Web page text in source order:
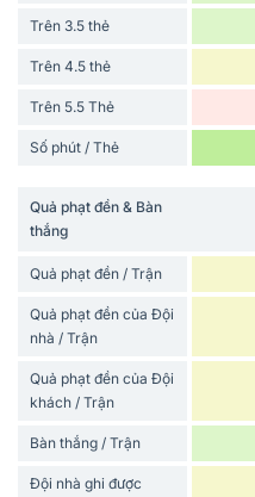
Trên 3.5 thẻ
Trên 4.5 thẻ
Trên 5.5 Thẻ
Số phút / Thẻ
Quả phạt đền & Bàn
thắng
Quả phạt đền / Trận
Quả phạt đền của Đội
nhà / Trận
Quả phạt đền của Đội
khách / Trận
Bàn thắng / Trận
Đội nhà ghi được